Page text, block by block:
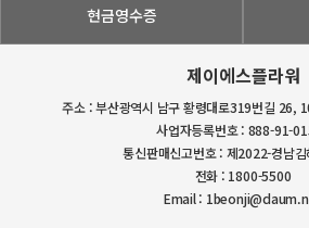
현금영수증
제이에스플라워
주소 : 부산광역시 남구 황령대로319번길 26,
사업자등록번호 : 888-91-
통신판매신고번호 : 제2022-경남
전화 : 1800-5500
Email :